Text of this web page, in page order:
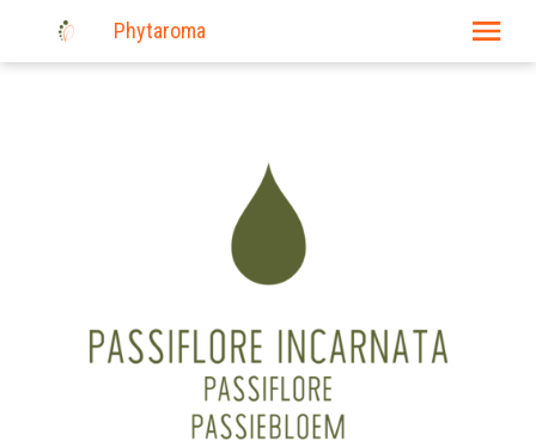
Phytaroma
Où trouver nos produits?
Consultations